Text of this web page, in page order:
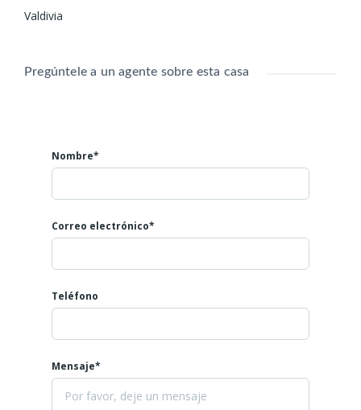
Valdivia
Pregúntele a un agente sobre esta casa
Nombre*
Correo electrónico*
Teléfono
Mensaje*